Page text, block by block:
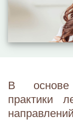
В основе
практики